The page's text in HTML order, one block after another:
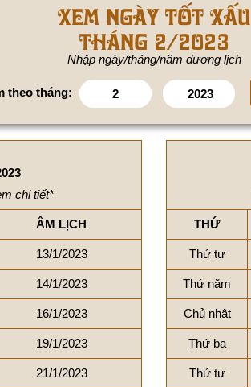
Xem ngày tốt xấu
tháng 2/2023
Nhập ngày/tháng/năm dương lịch
theo tháng:
chi tiết*
ÂM LỊCH
13/1/2023
14/1/2023
16/1/2023
19/1/2023
21/1/2023
THỨ
Thứ tư
Thứ năm
Chủ nhật
Thứ ba
Thứ tư